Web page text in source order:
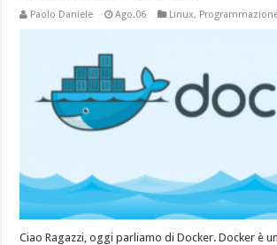
Paolo Daniele Ago.06 Linux,
Ciao Ragazzi, oggi parliamo di Docker. Docker è